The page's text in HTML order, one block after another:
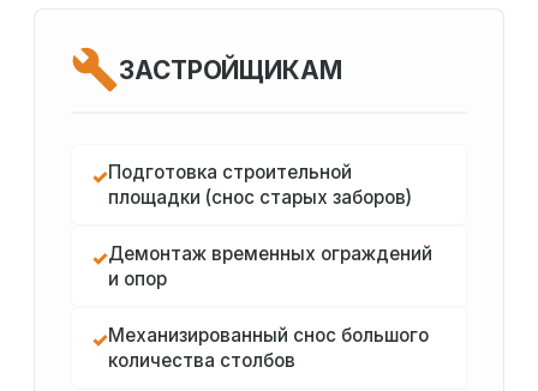
ЗАСТРОЙЩИКАМ
✓Подготовка строительной
площадки (снос старых заборов)
✓Демонтаж временных ограждений
и опор
✓Механизированный снос большого
количества столбов